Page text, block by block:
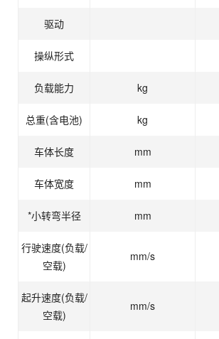
驱动
操纵形式
负载能力 kg
总重(含电池) kg
车体长度 mm
车体宽度 mm
*小转弯半径 mm
行驶速度(负载/
空载)
mm/s
起升速度(负载/
空载)
mm/s